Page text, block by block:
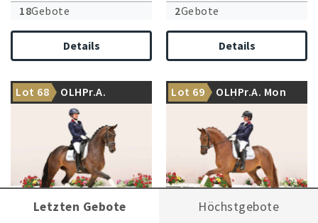
18Gebote
Details
2Gebote
Details
Lot 68
OLHPr.A.
Dancing Queen
HR
Mittelrahmige Dressurqueen,
die sich vorzüglich zu
bewegen weiß
Lot 69
OLHPr.A. Mon
Chéri JH
Brillant im Typ, gemacht um
zu bezaubern
Beendete Auktion
Letzten Gebote Höchstgebote